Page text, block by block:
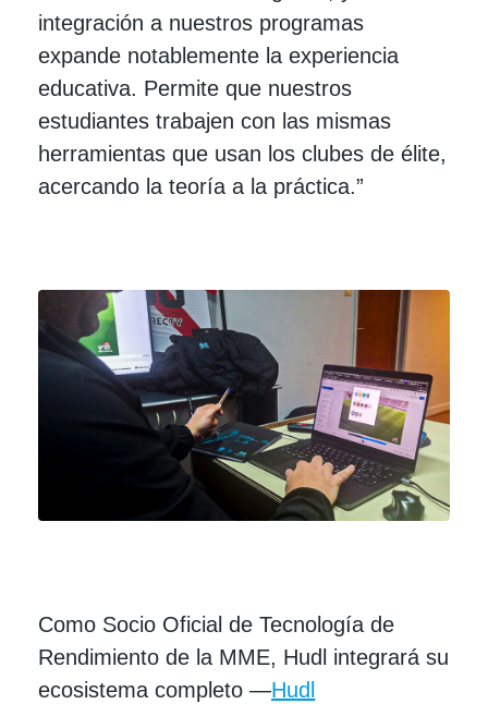
integración a nuestros programas
expande notablemente la experiencia
educativa. Permite que nuestros
estudiantes trabajen con las mismas
herramientas que usan los clubes de élite,
acercando la teoría a la práctica.”
Como Socio Oficial de Tecnología de
Rendimiento de la MME, Hudl integrará su
ecosistema completo —Hudl